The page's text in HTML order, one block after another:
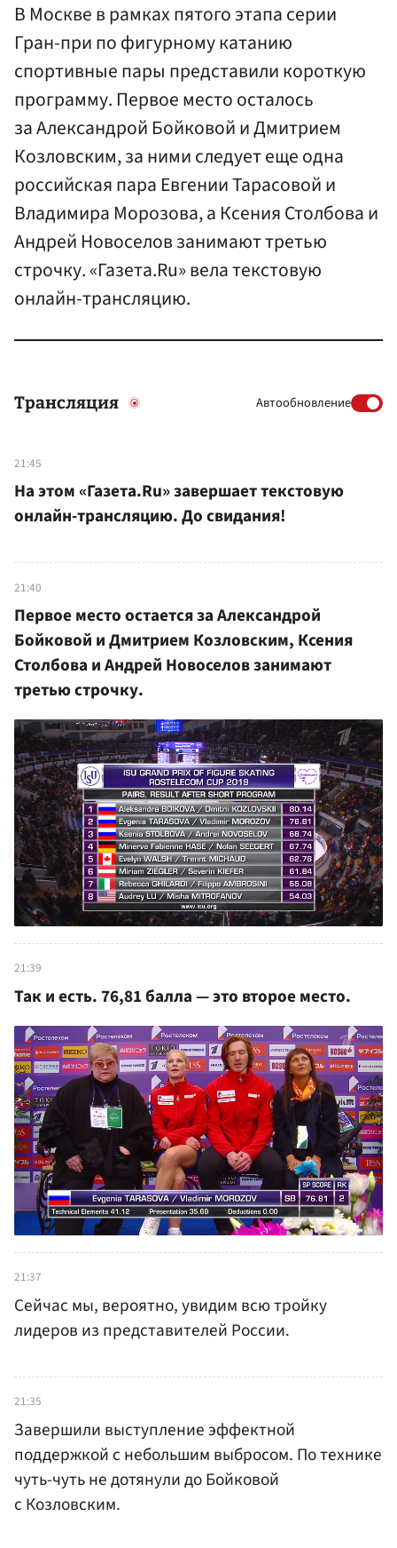
В Москве в рамках пятого этапа серии
Гран-при по фигурному катанию
спортивные пары представили короткую
программу. Первое место осталось
за Александрой Бойковой и Дмитрием
Козловским, за ними следует еще одна
российская пара Евгении Тарасовой и
Владимира Морозова, а Ксения Столбова и
Андрей Новоселов занимают третью
строчку. «Газета.Ru» вела текстовую
онлайн-трансляцию.
Трансляция Автообновление
21:45
На этом «Газета.Ru» завершает текстовую
онлайн-трансляцию. До свидания!
21:40
Первое место остается за Александрой
Бойковой и Дмитрием Козловским, Ксения
Столбова и Андрей Новоселов занимают
третью строчку.
21:39
Так и есть. 76,81 балла — это второе место.
21:37
Сейчас мы, вероятно, увидим всю тройку
лидеров из представителей России.
21:35
Завершили выступление эффектной
поддержкой с небольшим выбросом. По технике
чуть-чуть не дотянули до Бойковой
с Козловским.